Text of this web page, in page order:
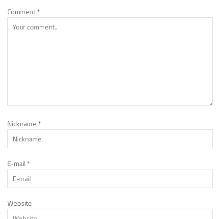
Comment*
Nickname *
E-mail *
Website